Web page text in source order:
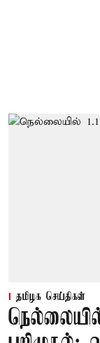
தமிழக செய்திகள்